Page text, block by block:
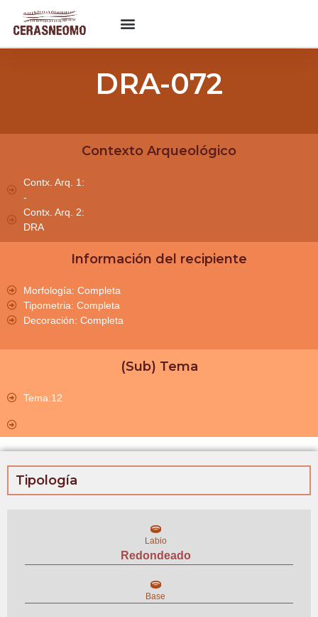
DRA-072
Contexto Arqueológico
Contx. Arq. 1:
-
Contx. Arq. 2:
DRA
Información del recipiente
Morfología: Completa
Tipometria: Completa
Decoración: Completa
(Sub) Tema
Tema:12
Tipología
Labio
Redondeado
Base